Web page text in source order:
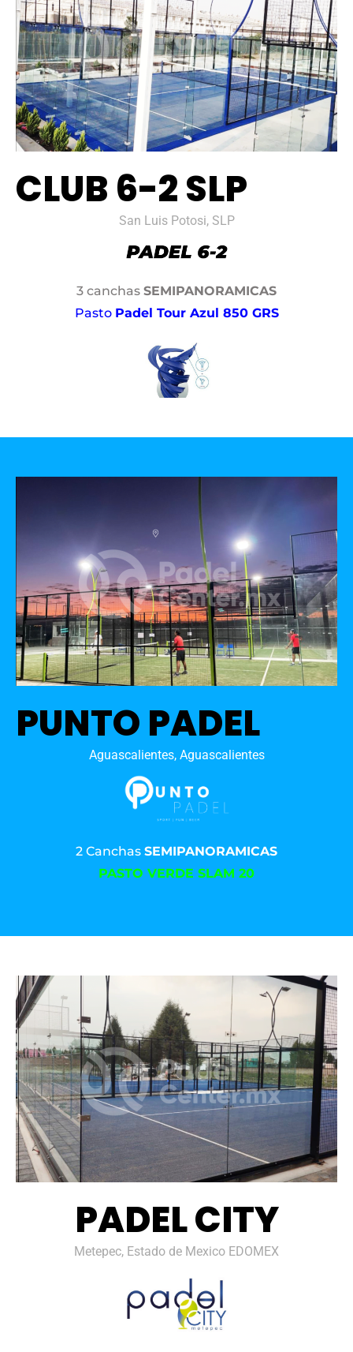
CLUB 6-2 SLP
San Luis Potosi, SLP
3 canchas SEMIPANORAMICAS
Pasto Padel Tour Azul 850 GRS
PUNTO PADEL
Aguascalientes, Aguascalientes
2 Canchas SEMIPANORAMICAS
PASTO VERDE SLAM 20
PADEL CITY
Metepec, Estado de Mexico EDOMEX